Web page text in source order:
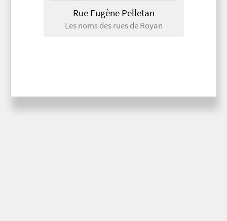
Rue Eugène Pelletan
Les noms des rues de Royan